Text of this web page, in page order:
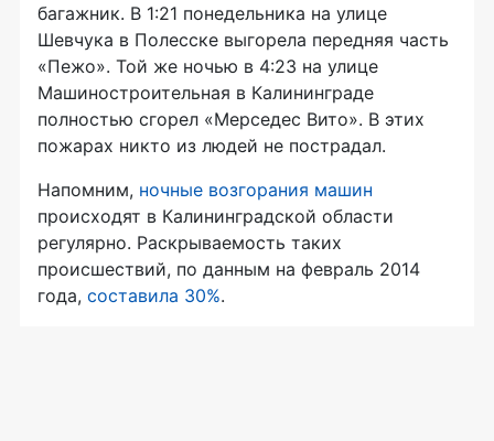
багажник. В 1:21 понедельника на улице
Шевчука в Полесске выгорела передняя часть
«Пежо». Той же ночью в 4:23 на улице
Машиностроительная в Калининграде
полностью сгорел «Мерседес Вито». В этих
пожарах никто из людей не пострадал.
Напомним, ночные возгорания машин
происходят в Калининградской области
регулярно. Раскрываемость таких
происшествий, по данным на февраль 2014
года, составила 30%.